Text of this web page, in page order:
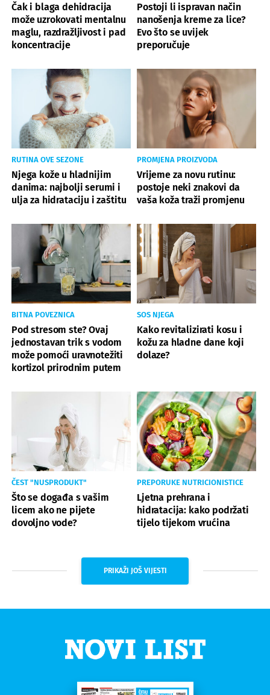
Čak i blaga dehidracija
može uzrokovati mentalnu
maglu, razdražljivost i pad
koncentracije
Postoji li ispravan način
nanošenja kreme za lice?
Evo što se uvijek
preporučuje
RUTINA OVE SEZONE
Njega kože u hladnijim
danima: najbolji serumi i
ulja za hidrataciju i zaštitu
PROMJENA PROIZVODA
Vrijeme za novu rutinu:
postoje neki znakovi da
vaša koža traži promjenu
BITNA POVEZNICA
Pod stresom ste? Ovaj
jednostavan trik s vodom
može pomoći uravnotežiti
kortizol prirodnim putem
SOS NJEGA
Kako revitalizirati kosu i
kožu za hladne dane koji
dolaze?
ČEST "NUSPRODUKT"
Što se događa s vašim
licem ako ne pijete
dovoljno vode?
PREPORUKE NUTRICIONISTICE
Ljetna prehrana i
hidratacija: kako podržati
tijelo tijekom vrućina
PRIKAŽI JOŠ VIJESTI